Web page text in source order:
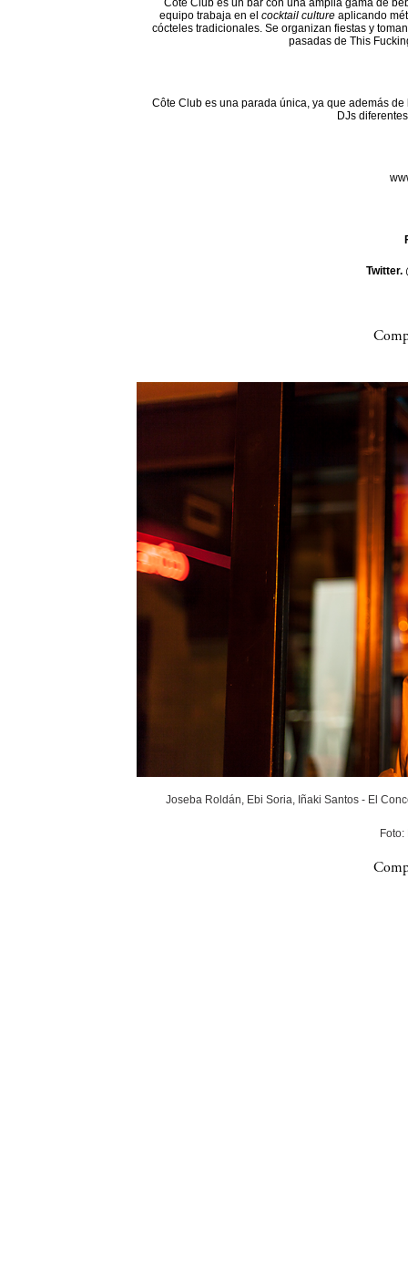
equipo trabaja en el cocktail culture aplicando
cócteles tradicionales. Se organizan fiestas y
pasadas de This
Côte Club es una parada única, ya que además
DJs
Twitter.
Joseba Roldán, Ebi Soria, Iñaki Santos - El